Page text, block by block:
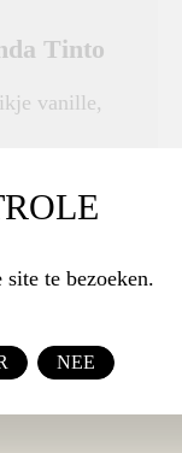
Tinto
vanille,
€ 8,50
te bezoeken.
NEE